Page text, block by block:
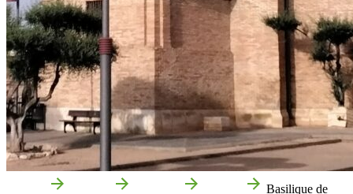
Basilique de